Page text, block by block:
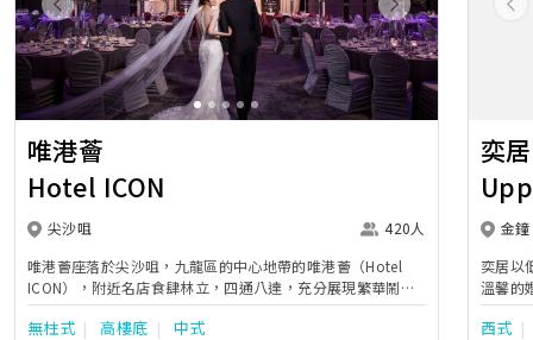
Previous Next
唯港薈
Hotel ICON
尖沙咀
420人
唯港薈座落於尖沙咀，九龍區的中心地帶的唯港薈（Hotel
ICON），附近名店食肆林立，四通八達，充分展現繁華鬧巿
中的活力個性，成為一眾準新人舉辦婚宴的熱門之選。專業團
隊由策劃統籌至所有婚宴每個細節，唯港薈都力臻完美，保證
無柱式 高樓底 中式
奕居
金鐘
奕居以
溫馨的
團隊會
西式